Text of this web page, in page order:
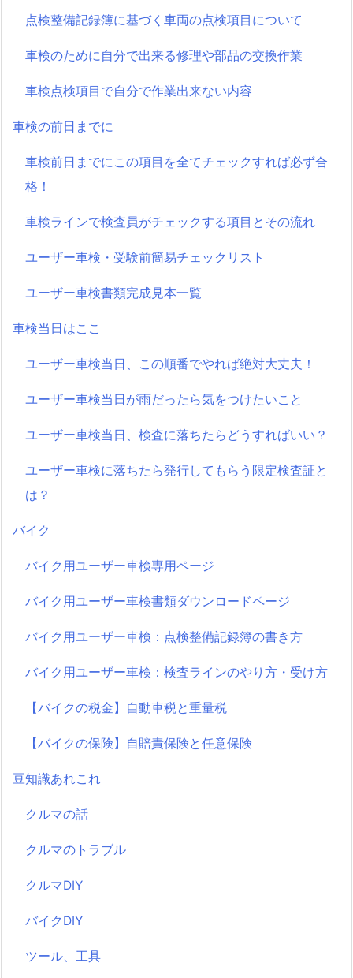
点検整備記録簿に基づく車両の点検項目について
車検のために自分で出来る修理や部品の交換作業
車検点検項目で自分で作業出来ない内容
車検の前日までに
車検前日までにこの項目を全てチェックすれば必ず合
格！
車検ラインで検査員がチェックする項目とその流れ
ユーザー車検・受験前簡易チェックリスト
ユーザー車検書類完成見本一覧
車検当日はここ
ユーザー車検当日、この順番でやれば絶対大丈夫！
ユーザー車検当日が雨だったら気をつけたいこと
ユーザー車検当日、検査に落ちたらどうすればいい？
ユーザー車検に落ちたら発行してもらう限定検査証と
は？
バイク
バイク用ユーザー車検専用ページ
バイク用ユーザー車検書類ダウンロードページ
バイク用ユーザー車検：点検整備記録簿の書き方
バイク用ユーザー車検：検査ラインのやり方・受け方
【バイクの税金】自動車税と重量税
【バイクの保険】自賠責保険と任意保険
豆知識あれこれ
クルマの話
クルマのトラブル
クルマDIY
バイクDIY
ツール、工具